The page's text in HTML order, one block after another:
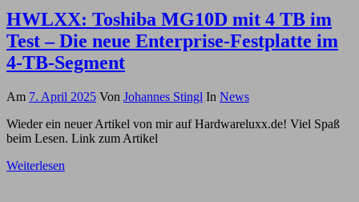
HWLXX: Toshiba MG10D mit 4 TB im
Test – Die neue Enterprise-Festplatte im
4-TB-Segment
Am 7. April 2025 Von Johannes Stingl In News
Wieder ein neuer Artikel von mir auf Hardwareluxx.de! Viel Spaß
beim Lesen. Link zum Artikel
Weiterlesen